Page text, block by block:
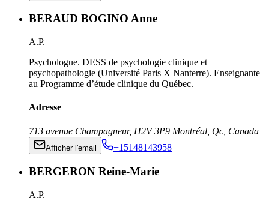
BERAUD BOGINO Anne
A.P.
Psychologue. DESS de psychologie clinique et
psychopathologie (Université Paris X Nanterre). Enseignante
au Programme d’étude clinique du Québec.
Adresse
713 avenue Champagneur, H2V 3P9 Montréal, Qc Canada
Afficher l'email +15148143958
BERGERON Reine-Marie
A.P.